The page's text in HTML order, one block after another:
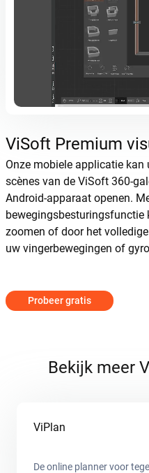
ViSoft Premium
Onze mobiele applicatie
scènes van de ViSoft 360-
Android-apparaat openen.
bewegingsbesturingsfunctie
zoomen of door het
uw vingerbewegingen of
Probeer gratis
Bekijk meer
ViPlan
De online planner voor